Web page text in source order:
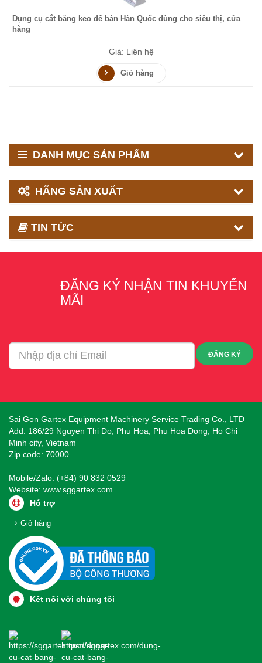
Dụng cụ cắt băng keo để bàn Hàn Quốc dùng cho siêu thị, cửa
hàng
Giá: Liên hệ
Giỏ hàng
DANH MỤC SẢN PHẨM
HÃNG SẢN XUẤT
TIN TỨC
ĐĂNG KÝ NHẬN TIN KHUYẾN
MÃI
ĐĂNG KÝ
Sai Gon Gartex Equipment Machinery Service Trading Co., LTD
Add: 186/29 Nguyen Thi Do, Phu Hoa, Phu Hoa Dong, Ho Chi
Minh city, Vietnam
Zip code: 70000
Mobile/Zalo: (+84) 90 832 0529
Website: www.sggartex.com
Hỗ trợ
Giỏ hàng
Kết nối với chúng tôi